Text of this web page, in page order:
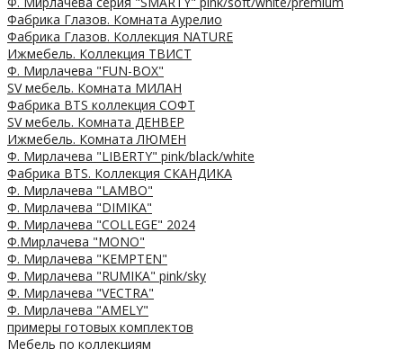
Фабрика Глазов. Комната Аурелио
Фабрика Глазов. Коллекция NATURE
Ижмебель. Коллекция ТВИСТ
Ф. Мирлачева "FUN-BOX"
SV мебель. Комната МИЛАН
Фабрика BTS коллекция СОФТ
SV мебель. Комната ДЕНВЕР
Ижмебель. Комната ЛЮМЕН
Ф. Мирлачева "LIBERTY" pink/black/white
Фабрика BTS. Коллекция СКАНДИКА
Ф. Мирлачева "LAMBO"
Ф. Мирлачева "DIMIKA"
Ф. Мирлачева "COLLEGE" 2024
Ф.Мирлачева "MONO"
Ф. Мирлачева "KEMPTEN"
Ф. Мирлачева "RUMIKA" pink/sky
Ф. Мирлачева "VECTRA"
Ф. Мирлачева "AMELY"
примеры готовых комплектов
Мебель по коллекциям